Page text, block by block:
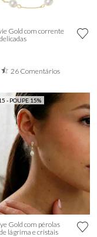
Gold com corrente
26 Comentários
- POUPE 15%
Gold com pérolas
lágrima e cristais